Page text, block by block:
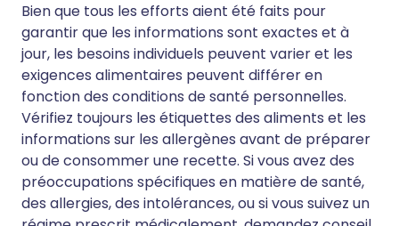
Bien que tous les efforts aient été faits pour
garantir que les informations sont exactes et à
jour, les besoins individuels peuvent varier et les
exigences alimentaires peuvent différer en
fonction des conditions de santé personnelles.
Vérifiez toujours les étiquettes des aliments et les
informations sur les allergènes avant de préparer
ou de consommer une recette. Si vous avez des
préoccupations spécifiques en matière de santé,
des allergies, des intolérances, ou si vous suivez un